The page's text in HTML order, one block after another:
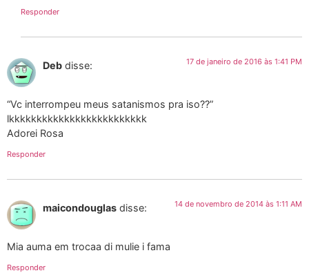
Responder
Deb disse: 17 de janeiro de 2016 às 1:41 PM
“Vc interrompeu meus satanismos pra iso??”
lkkkkkkkkkkkkkkkkkkkkkkkkk
Adorei Rosa
Responder
maicondouglas disse: 14 de novembro de 2014 às 1:11 AM
Mia auma em trocaa di mulie i fama
Responder